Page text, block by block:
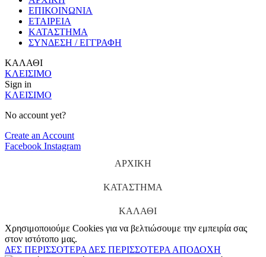
ΕΠΙΚΟΙΝΩΝΙΑ
ΕΤΑΙΡΕΙΑ
ΚΑΤΑΣΤΗΜΑ
ΣΥΝΔΕΣΗ / ΕΓΓΡΑΦΗ
ΚΑΛΑΘΙ
ΚΛΕΙΣΙΜΟ
Sign in
ΚΛΕΙΣΙΜΟ
No account yet?
Create an Account
Facebook Instagram
ΑΡΧΙΚΗ
ΚΑΤΑΣΤΗΜΑ
ΚΑΛΑΘΙ
Χρησιμοποιούμε Cookies για να βελτιώσουμε την εμπειρία σας
στον ιστότοπο μας.
ΔΕΣ ΠΕΡΙΣΣΟΤΕΡΑ ΔΕΣ ΠΕΡΙΣΣΟΤΕΡΑ ΑΠΟΔΟΧΗ